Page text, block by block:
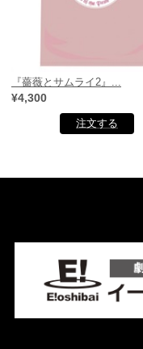
『薔薇とサムライ2』...
¥4,300